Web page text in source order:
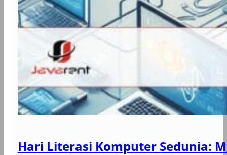
Hari Literasi Komputer Sedunia: